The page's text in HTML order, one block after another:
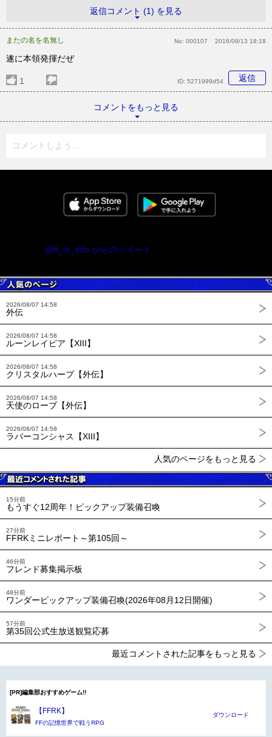
返信コメント (1) を見る
またの名を名無し No: 000107 2016/09/13 18:18
遂に本領発揮だぜ
1 返信
ID: 5271999d54
コメントをもっと見る
コメントしよう...
@ff_rk_info からのツイート
2026/08/07 14:58
外伝
2026/08/07 14:58
ルーンレイピア【XIII】
2026/08/07 14:58
クリスタルハープ【外伝】
2026/08/07 14:58
天使のローブ【外伝】
2026/08/07 14:58
ラバーコンシャス【XIII】
人気のページをもっと見る
15分前
もうすぐ12周年！ピックアップ装備召喚
27分前
FFRKミニレポート～第105回～
46分前
フレンド募集掲示板
48分前
ワンダーピックアップ装備召喚(2026年08月12日開催)
57分前
第35回公式生放送観覧応募
最近コメントされた記事をもっと見る
[PR]編集部おすすめゲーム!!
【FFRK】
FFの記憶世界で戦うRPG
ダウンロード